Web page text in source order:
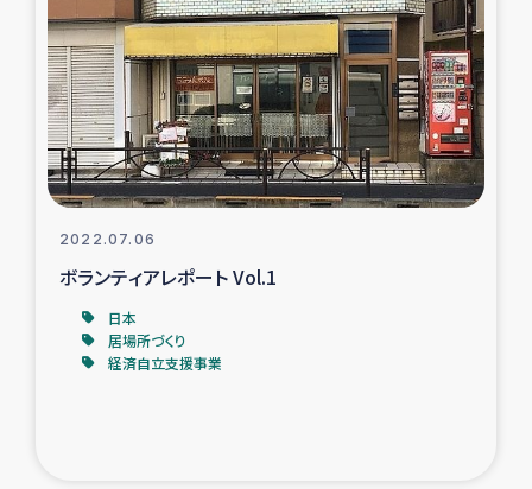
大雨による洪水被災者支援
カカオ生産者支援事業
シリア国内避難民・帰還民の生活再建支援
トルコにおけるシリア難民支援事業
インドネシア中部 スラウェシの地震・津波被災者支援
スリランカ ムライティブ県帰還民の生活再建支援
2022.07.06
ボランティアレポート Vol.1
日本
居場所づくり
経済自立支援事業